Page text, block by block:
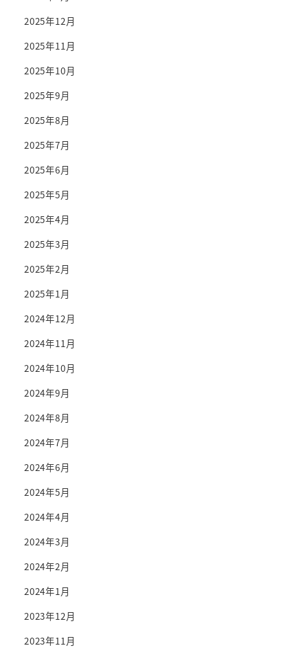
2025年12月
2025年11月
2025年10月
2025年9月
2025年8月
2025年7月
2025年6月
2025年5月
2025年4月
2025年3月
2025年2月
2025年1月
2024年12月
2024年11月
2024年10月
2024年9月
2024年8月
2024年7月
2024年6月
2024年5月
2024年4月
2024年3月
2024年2月
2024年1月
2023年12月
2023年11月